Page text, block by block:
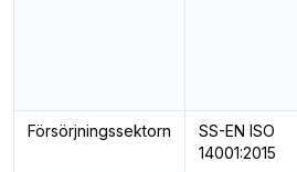
Försörjningssektorn
SS-EN ISO
14001:2015